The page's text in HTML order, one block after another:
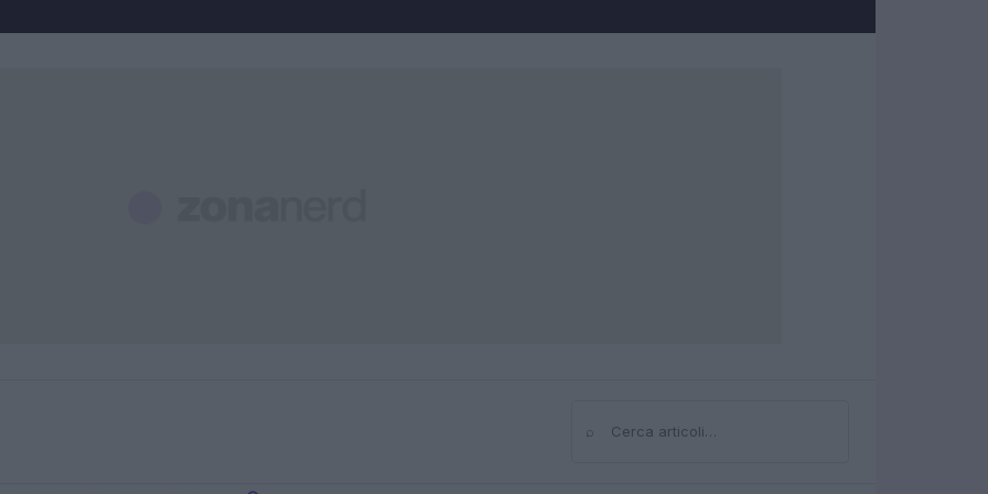
⌕Cerca